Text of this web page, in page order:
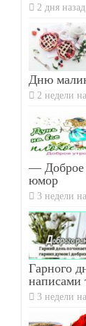
2 дня назад
Дню
2 недели
— Доброе
юмор
3 недели
Гарного
написами
3 недели